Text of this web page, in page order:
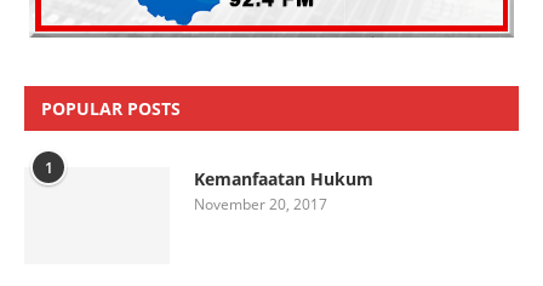
POPULAR POSTS
1 Kemanfaatan Hukum
November 20, 2017